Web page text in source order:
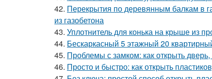
42. Перекрытия по деревянным балкам в
из газобетона
43. Уплотнитель для конька на крыше из
44. Бескаркасный 5 этажный 20
45. Проблемы с замком: как открыть дверь,
46. Просто и быстро: как открыть